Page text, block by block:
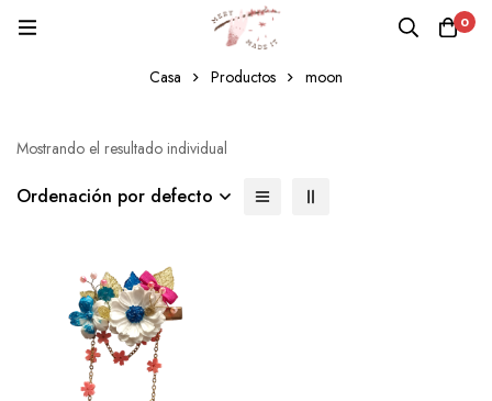
0
moon
Casa Productos moon
Mostrando el resultado individual
Ordenación por defecto